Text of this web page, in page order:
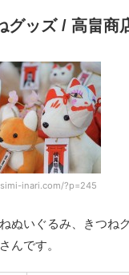
ッズ / 高畠商
inari.com/?p=245
ぬいぐるみ、きつね
んです。